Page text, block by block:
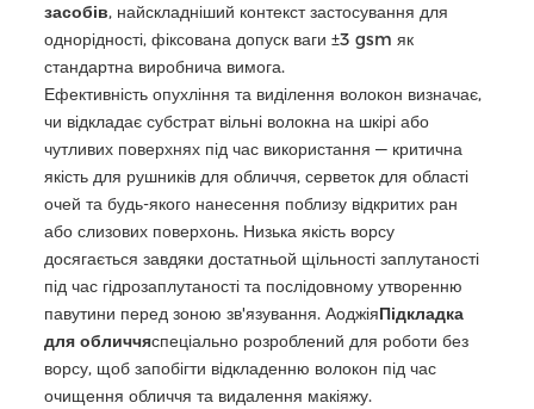
засобів, найскладніший контекст застосування для
однорідності, фіксована допуск ваги ±3 gsm як
стандартна виробнича вимога.
Ефективність опухління та виділення волокон визначає,
чи відкладає субстрат вільні волокна на шкірі або
чутливих поверхнях під час використання — критична
якість для рушників для обличчя, серветок для області
очей та будь-якого нанесення поблизу відкритих ран
або слизових поверхонь. Низька якість ворсу
досягається завдяки достатньой щільності заплутаності
під час гідрозаплутаності та послідовному утворенню
павутини перед зоною зв'язування. АоджіяПідкладка
для обличчяспеціально розроблений для роботи без
ворсу, щоб запобігти відкладенню волокон під час
очищення обличчя та видалення макіяжу.